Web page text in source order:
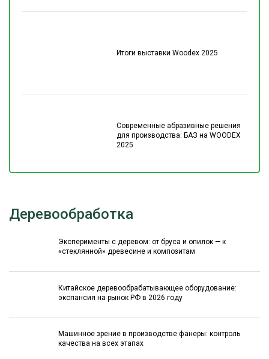
Итоги выставки Woodex 2025
Современные абразивные решения
для производства: БАЗ на WOODEX
2025
Деревообработка
Эксперименты с деревом: от бруса и опилок — к
«стеклянной» древесине и композитам
Китайское деревообрабатывающее оборудование:
экспансия на рынок РФ в 2026 году
Машинное зрение в производстве фанеры: контроль
качества на всех этапах